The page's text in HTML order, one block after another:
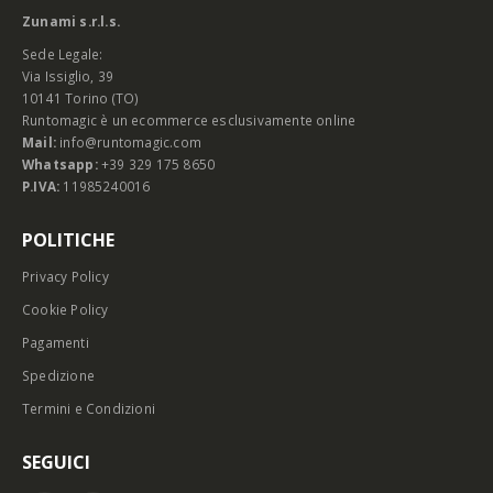
Zunami s.r.l.s.
Sede Legale:
Via Issiglio, 39
10141 Torino (TO)
Runtomagic è un ecommerce esclusivamente online
Mail: info@runtomagic.com
Whatsapp: +39 329 175 8650
P.IVA: 11985240016
POLITICHE
Privacy Policy
Cookie Policy
Pagamenti
Spedizione
Termini e Condizioni
SEGUICI